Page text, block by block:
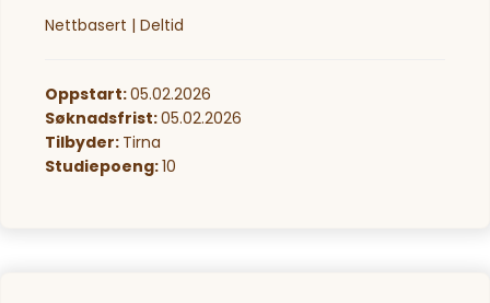
Nettbasert | Deltid
Oppstart:05.02.2026
Søknadsfrist:05.02.2026
Tilbyder: Tirna
Studiepoeng:10